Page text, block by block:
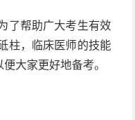
了帮助广大考生有效
柱，临床医师的技能
大家更好地备考。